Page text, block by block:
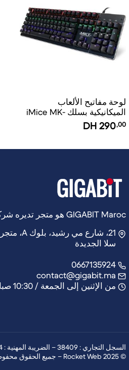
لوحة مفاتيح الألعاب
الميكانيكية بسلك iMice MK-
X80
290,00
GIGABIT Maroc هو متجر تديره شركة Rocket Web
21، شارع مي رشيد، بلوك A، متجر 6,
سلا الجديدة
من الإثنين إلى الجمعة / 10:30 صباحًا - 21:30 مساءً
السجل التجاري : 38409 – الضريبة المهنية : 63503784 – التعريف الجبائي : 54009946 – CNSS : 5089771 – ICE : 003377249000097
© 2025 Rocket Web – جميع الحقوق محفوظة